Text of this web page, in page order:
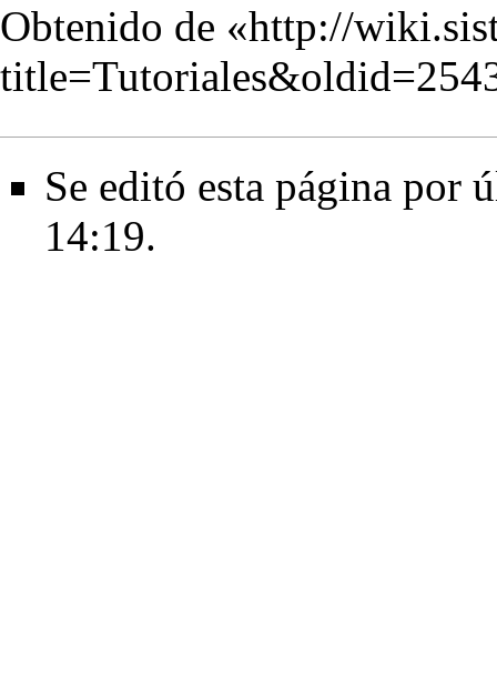
Obtenido de «http://
Se editó esta página por
14:19.